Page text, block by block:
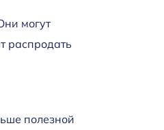
могут
распродать
полезной